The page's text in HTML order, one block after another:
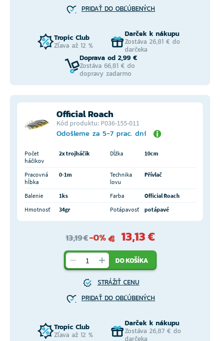
PRIDAŤ DO OBĽÚBENÝCH
Tropic Club
Zľava až 12 %
Darček k nákupu
Zostáva 26,81 € do
darčeka
Doprava od 2,99 €
Zostáva 66,81 € do
dopravy zadarmo
Official Roach
Kód produktu: P036-155-011
Odošleme za 5-7 prac. dní
Počet
háčikov
2x trojháčik Dĺžka 10cm
Pracovná
hĺbka
0-1m
Technika
lovu
Přívlač
Balenie 1ks Farba
Official Roach
Hmotnosť
34gr Potápavosť potápavé
13,19 €-0% 13,13 €
DO KOŠÍKA
STRÁŽIŤ CENU
PRIDAŤ DO OBĽÚBENÝCH
Tropic Club
Zľava až 12 %
Darček k nákupu
Zostáva 26,87 € do
darčeka